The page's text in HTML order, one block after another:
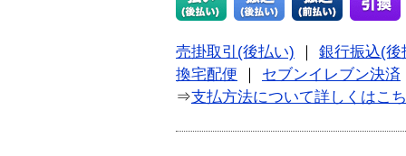
売掛取引(後払い) ｜ 銀行振込(後
換宅配便 ｜ セブンイレブン決済
⇒支払方法について詳しくはこ